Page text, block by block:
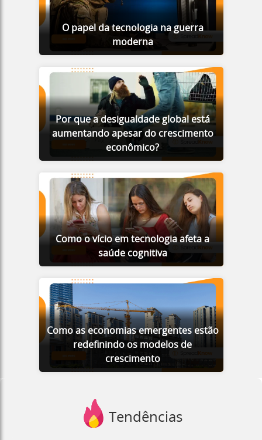
O papel da tecnologia na guerra
moderna
Por que a desigualdade global está
aumentando apesar do crescimento
econômico?
Como o vício em tecnologia afeta a
saúde cognitiva
Como as economias emergentes estão
redefinindo os modelos de
crescimento
Tendências